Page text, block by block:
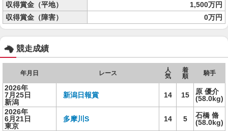
収得賞金（平地）
1,500万円
収得賞金（障害）
0万円
競走成績
年月日 レース
人
気
着
順
騎手
2026年
7月25日
新潟
新潟日報賞 14 15
原 優介
(58.0kg)
2026年
6月21日
東京
多摩川S 14 5
石橋 脩
(58.0kg)